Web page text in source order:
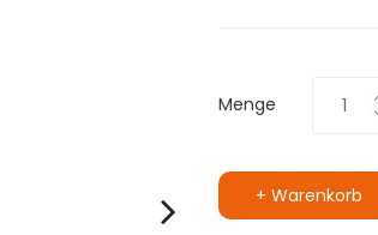
Menge
+ Warenkorb